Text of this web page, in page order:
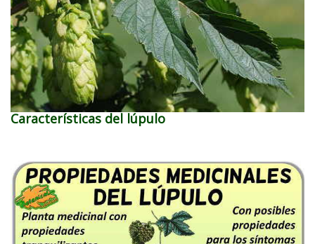
Características del lúpulo